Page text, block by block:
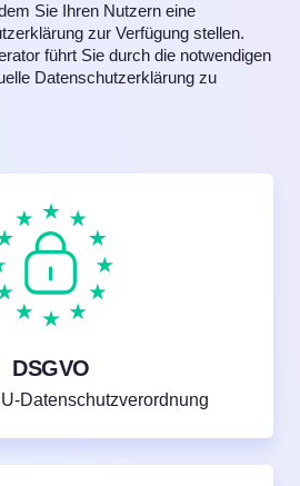
Sie Ihren Nutzern eine
zur Verfügung stellen.
führt Sie durch die notwendigen
Datenschutzerklärung zu
DSGVO
Datenschutzverordnung